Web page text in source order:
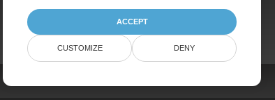
ACCEPT
CUSTOMIZE DENY